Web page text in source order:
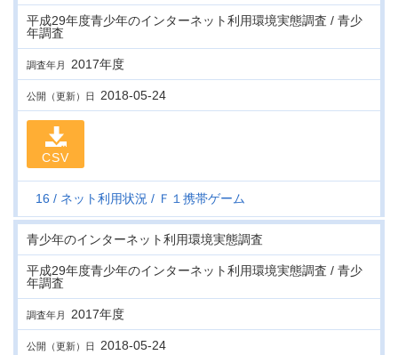
平成29年度青少年のインターネット利用環境実態調査 / 青少
年調査
調査年月 2017年度
公開（更新）日 2018-05-24
CSV
16 ネット利用状況 Ｆ１携帯ゲーム
青少年のインターネット利用環境実態調査
平成29年度青少年のインターネット利用環境実態調査 / 青少
年調査
調査年月 2017年度
公開（更新）日 2018-05-24